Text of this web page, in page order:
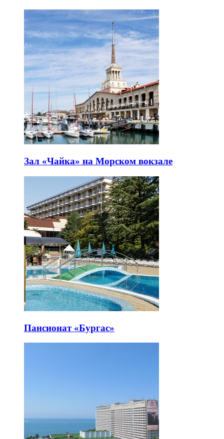
Зал «Чайка» на Морском вокзале
Пансионат «Бургас»